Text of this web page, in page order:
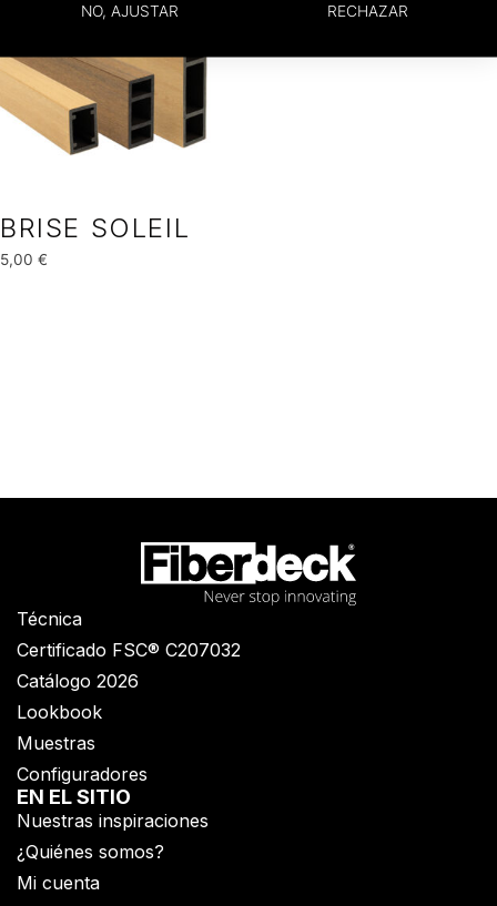
BRISE SOLEIL
5,00 €
Técnica
Certificado FSC® C207032
Catálogo 2026
Lookbook
Muestras
Configuradores
EN EL SITIO
Nuestras inspiraciones
¿Quiénes somos?
Mi cuenta
NO, AJUSTAR RECHAZAR